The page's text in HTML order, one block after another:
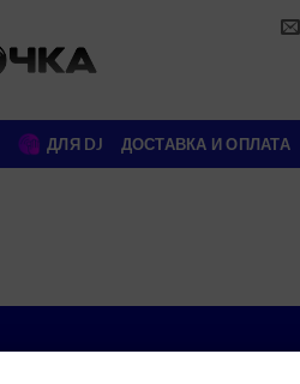
ДЛЯ DJ ДОСТАВКА И ОПЛАТА